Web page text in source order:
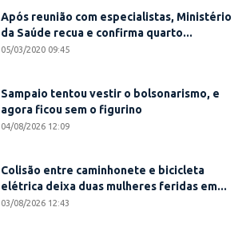
Após reunião com especialistas, Ministério
da Saúde recua e confirma quarto...
05/03/2020 09:45
Sampaio tentou vestir o bolsonarismo, e
agora ficou sem o figurino
04/08/2026 12:09
Colisão entre caminhonete e bicicleta
elétrica deixa duas mulheres feridas em...
03/08/2026 12:43